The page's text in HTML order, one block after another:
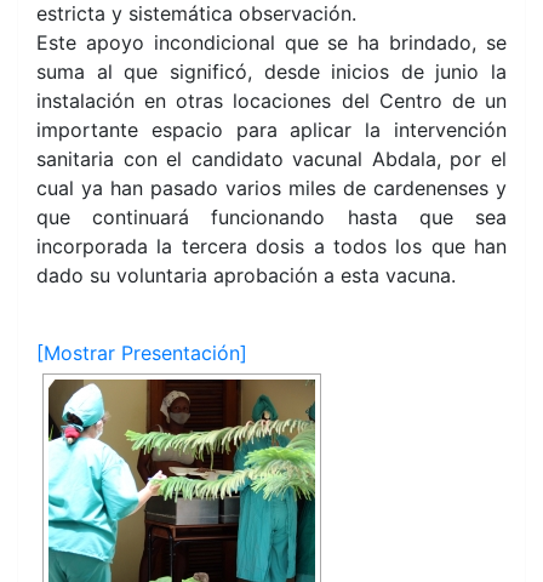
estricta y sistemática observación.
Este apoyo incondicional que se ha brindado, se
suma al que significó, desde inicios de junio la
instalación en otras locaciones del Centro de un
importante espacio para aplicar la intervención
sanitaria con el candidato vacunal Abdala, por el
cual ya han pasado varios miles de cardenenses y
que continuará funcionando hasta que sea
incorporada la tercera dosis a todos los que han
dado su voluntaria aprobación a esta vacuna.
[Mostrar Presentación]